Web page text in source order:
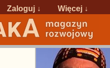
Zaloguj ↓
Więcej ↓